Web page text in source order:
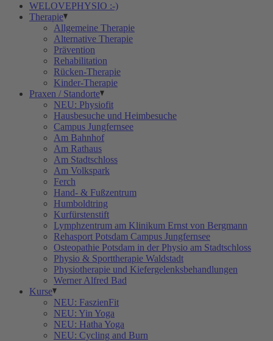
WELOVEPHYSIO :-)
Therapie
Allgemeine Therapie
Alternative Therapie
Prävention
Rehabilitation
Rücken-Therapie
Kinder-Therapie
Praxen / Standorte
NEU: Physiofit
Hausbesuche und Heimbesuche
Campus Jungfernsee
Am Bahnhof
Am Rathaus
Am Stadtschloss
Am Volkspark
Ferch
Hand- & Fußzentrum
Humboldtring
Kurfürstenstift
Lymphzentrum am Klinikum Ernst von Bergmann
Rehasport Potsdam Campus Jungfernsee
Osteopathie Potsdam in der Physio am Stadtschloss
Physio & Sporttherapie Waldstadt
Physiotherapie und Kiefergelenksbehandlungen
Werner Alfred Bad
Kurse
NEU: FaszienFit
NEU: Yin Yoga
NEU: Hatha Yoga
NEU: Cycling and Burn